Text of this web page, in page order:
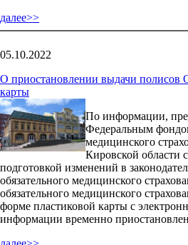
далее>>
05.10.2022
О приостановлении выдачи полисов
карты
По информации,
Федеральным
медицинского
Кировской области
подготовкой изменений в
обязательного медицинского
обязательного медицинского
форме пластиковой карты с
информации временно